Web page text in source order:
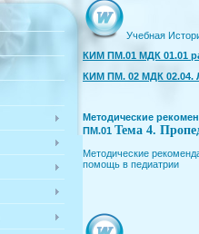
Учебная
КИМ ПМ.01 МДК 01.01
КИМ ПМ. 02 МДК 02.04.
Методические
ПМ.01 Тема 4.
Методические
помощь в педиатрии